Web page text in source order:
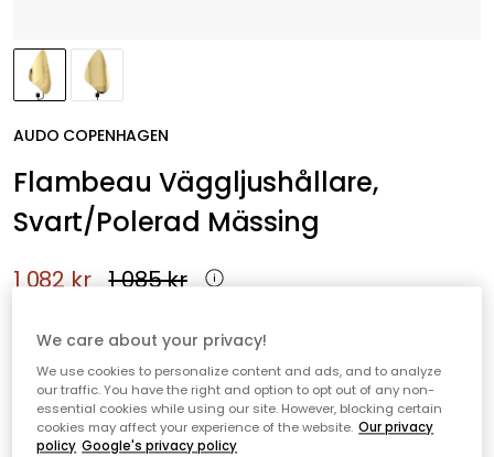
AUDO COPENHAGEN
Flambeau Väggljushållare,
Svart/Polerad Mässing
1 082 kr 1 085 kr
Flambeau väggljushållare från Audo Copenhagen med ett
lekfullt, spännande uttryck.
Lägg i varukorgen
We care about your privacy!
We use cookies to personalize content and ads, and to analyze
our traffic. You have the right and option to opt out of any non-
essential cookies while using our site. However, blocking certain
cookies may affect your experience of the website. Our privacy
policy Google's privacy policy